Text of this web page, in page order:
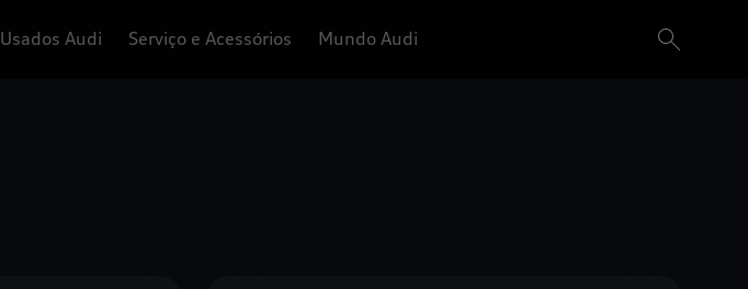
Usados Audi Serviço e Acessórios Mundo Audi